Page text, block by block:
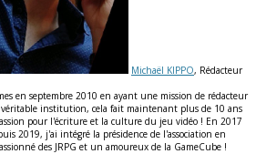
Michaël KIPPO, Rédacteur
en septembre 2010 en ayant une mission de rédacteur
institution, cela fait maintenant plus de 10 ans
pour l'écriture et la culture du jeu vidéo ! En 2017
2019, j'ai intégré la présidence de l'association en
des JRPG et un amoureux de la GameCube !